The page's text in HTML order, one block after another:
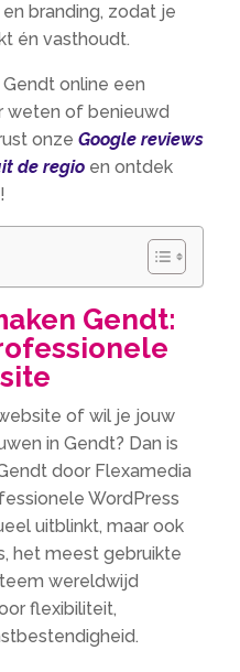
branding, zodat je
én vasthoudt.
online een
weten of benieuwd
onzeGoogle reviews
de regio en ontdek
Gendt:
of wil je jouw
in Gendt? Dan is
door Flexamedia
WordPress
uitblinkt, maar ook
het meest gebruikte
wereldwijd
flexibiliteit,